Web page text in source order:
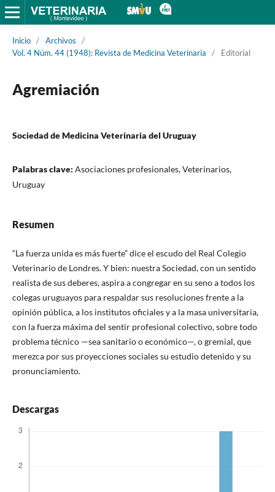
Inicio / Archivos
/
Vol. 4 Núm. 44 (1948): Revista de Medicina Veterinaria
/ Editorial
Agremiación
Sociedad de Medicina Veterinaria del Uruguay
Palabras clave: Asociaciones profesionales, Veterinarios,
Uruguay
Resumen
“La fuerza unida es más fuerte” dice el escudo del Real Colegio
Veterinario de Londres. Y bien: nuestra Sociedad, con un sentido
realista de sus deberes, aspira a congregar en su seno a todos los
colegas uruguayos para respaldar sus resoluciones frente a la
opinión pública, a los institutos oficiales y a la masa universitaria,
con la fuerza máxima del sentir profesional colectivo, sobre todo
problema técnico —sea sanitario o económico—, o gremial, que
merezca por sus proyecciones sociales su estudio detenido y su
pronunciamiento.
Descargas